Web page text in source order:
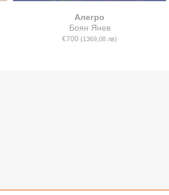
Алегро
Боян Янев
€700(1369,08 лв)